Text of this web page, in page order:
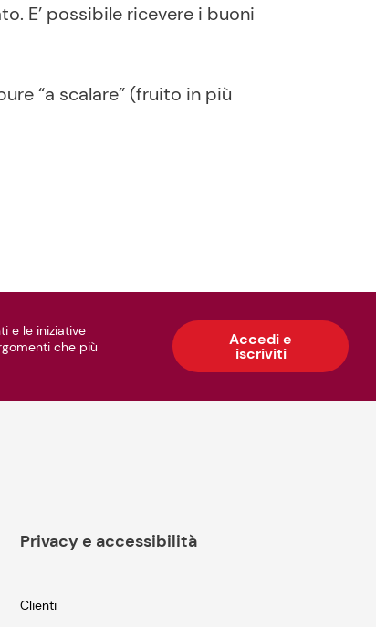
E’ possibile ricevere i buoni
“a scalare” (fruito in più
e le iniziative
che più
Accedi e
iscriviti
Privacy e accessibilità
Clienti